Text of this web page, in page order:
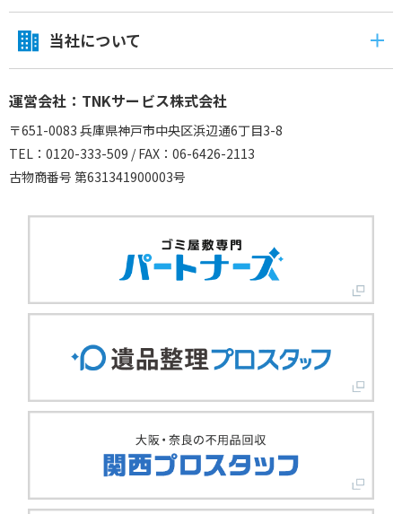
当社について
運営会社：TNKサービス株式会社
〒651-0083 兵庫県神戸市中央区浜辺通6丁目3-8
TEL：0120-333-509 / FAX：06-6426-2113
古物商番号 第631341900003号